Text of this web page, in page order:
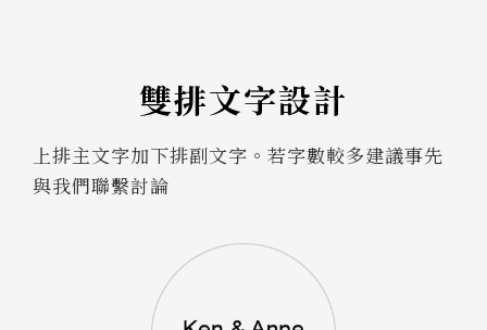
雙排文字設計
上排主文字加下排副文字。若字數較多建議事先
與我們聯繫討論